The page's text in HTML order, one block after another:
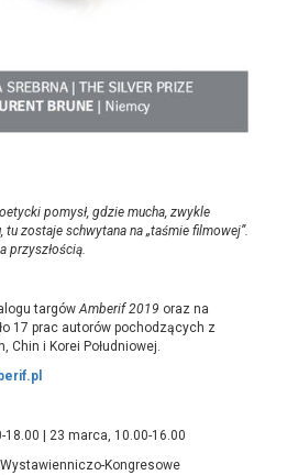
pomysł, gdzie mucha, zwykle
tu zostaje schwytana na „taśmie filmowej”.
przyszłością.
targówAmberif 2019 oraz na
17 prac autorów pochodzących z
Chin i Korei Południowej.
18.00 | 23 marca, 10.00-16.00
Kongresowe